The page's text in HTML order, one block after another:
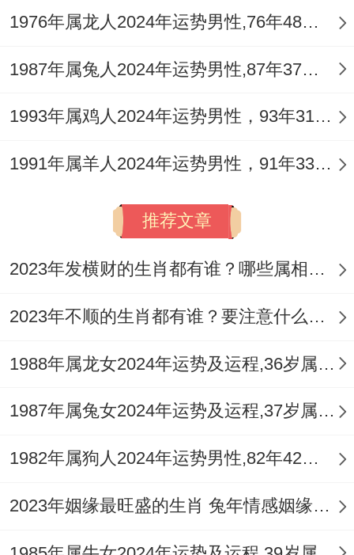
1976年属龙人2024年运势男性,76年48岁属龙男2024年每月运程怎么样
1987年属兔人2024年运势男性,87年37岁属兔男2024年每月运程怎么样
1993年属鸡人2024年运势男性，93年31岁属鸡男2024年每月运程怎么样
1991年属羊人2024年运势男性，91年33岁属羊男2024年每月运程怎么样
推荐文章
2023年发横财的生肖都有谁？哪些属相财运旺盛？
2023年不顺的生肖都有谁？要注意什么呢？
1988年属龙女2024年运势及运程,36岁属龙人2024全年每月运势女性如何
1987年属兔女2024年运势及运程,37岁属兔人2024全年每月运势女性如何
1982年属狗人2024年运势男性,82年42岁属狗男2024年每月运程怎么样
2023年姻缘最旺盛的生肖 兔年情感姻缘运比较旺的属相